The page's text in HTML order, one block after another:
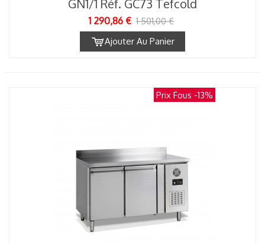
GN1/1 Réf. GC73 Tefcold
1 290,86 € 1 501,00 €
Ajouter Au Panier
Prix Fous -13%